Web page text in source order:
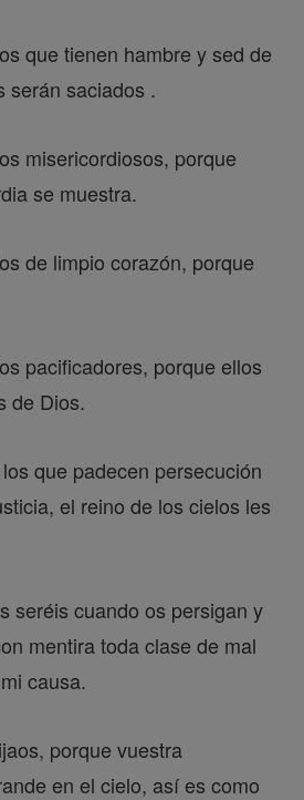
que tienen hambre y sed de
serán saciados .
misericordiosos, porque
se muestra.
de limpio corazón, porque
pacificadores, porque ellos
de Dios.
que padecen persecución
el reino de los cielos les
seréis cuando os persigan y
mentira toda clase de mal
causa.
porque vuestra
en el cielo, así es como